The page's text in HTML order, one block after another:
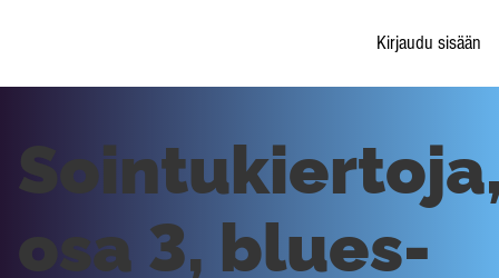
Kirjaudu sisään
osa 3, blues-